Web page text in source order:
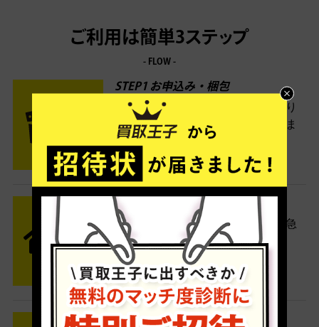
ご利用は簡単3ステップ
- FLOW -
STEP1 お申込み・梱包
ネットでお申込みしたら、箱に売り
たい商品をいろいろ詰めて梱包しま
す。
STEP2 発送
送料無料でご自宅から発送！佐川急
便がご自宅まで引き取りに伺いま
す。
STEP3 ご入金